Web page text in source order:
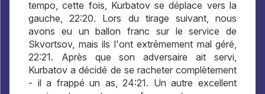
tempo, cette fois, Kurbatov se déplace vers la
gauche, 22:20. Lors du tirage suivant, nous
avons eu un ballon franc sur le service de
Skvortsov, mais ils l'ont extrêmement mal géré,
22:21. Après que son adversaire ait servi,
Kurbatov a décidé de se racheter complètement
- il a frappé un as, 24:21. Un autre excellent